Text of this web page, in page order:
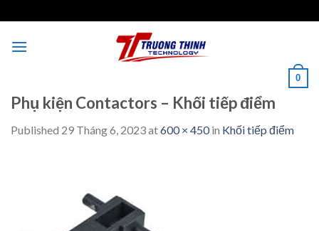
to
content
0
Phụ kiện Contactors – Khối tiếp điểm
Published 29 Tháng 6, 2023at600 × 450in Khối tiếp điểm